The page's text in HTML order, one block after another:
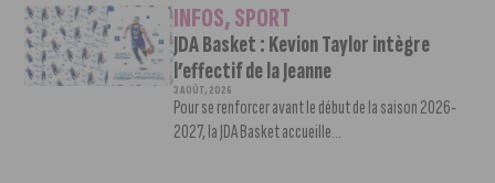
INFOS,SPORT
JDA Basket : Kevion Taylor intègre
l’effectif de la Jeanne
3 AOÛT, 2026
Pour se renforcer avant le début de la saison 2026-
2027, la JDA Basket accueille...